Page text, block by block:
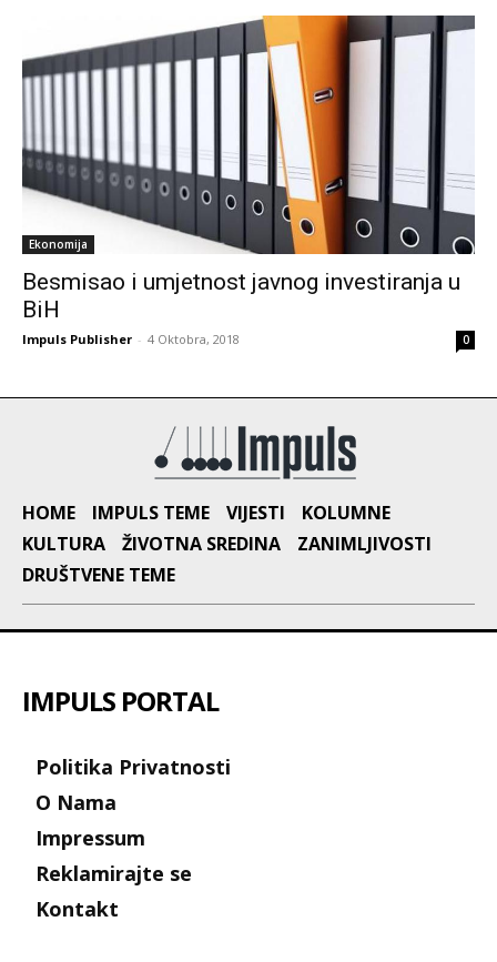
Ekonomija
Besmisao i umjetnost javnog investiranja u
BiH
Impuls Publisher - 4 Oktobra, 2018 0
HOME IMPULS TEME VIJESTI
KOLUMNE
KULTURA
ŽIVOTNA SREDINA
ZANIMLJIVOSTI
DRUŠTVENE TEME
IMPULS PORTAL
Politika Privatnosti
O Nama
Impressum
Reklamirajte se
Kontakt